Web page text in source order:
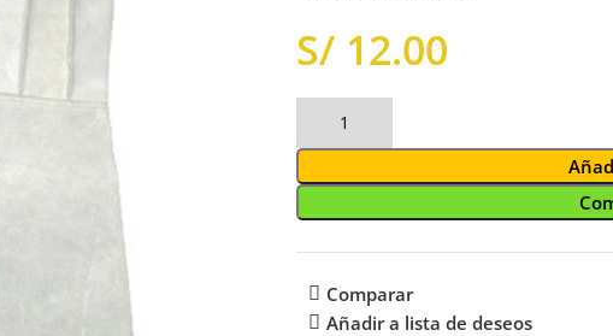
S/
Comparar
Añadir a lista de deseos